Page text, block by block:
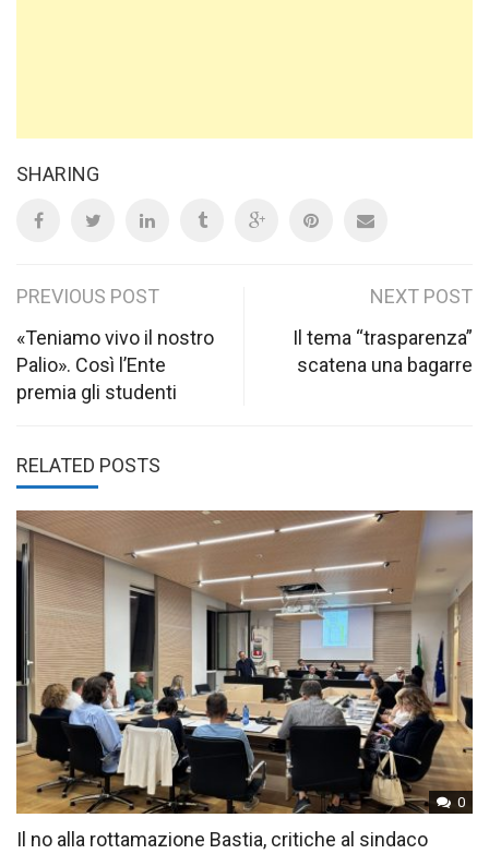
SHARING
Post
navigation
PREVIOUS POST
«Teniamo vivo il nostro
Palio». Così l’Ente
premia gli studenti
NEXT POST
Il tema “trasparenza”
scatena una bagarre
RELATED POSTS
0
Il no alla rottamazione Bastia, critiche al sindaco